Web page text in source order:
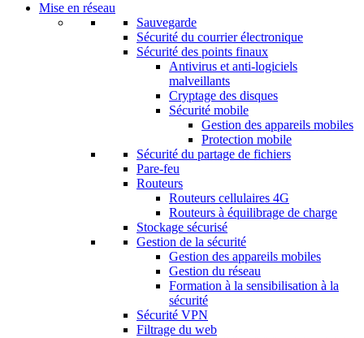
Mise en réseau
Sauvegarde
Sécurité du courrier électronique
Sécurité des points finaux
Antivirus et anti-logiciels
malveillants
Cryptage des disques
Sécurité mobile
Gestion des appareils mobiles
Protection mobile
Sécurité du partage de fichiers
Pare-feu
Routeurs
Routeurs cellulaires 4G
Routeurs à équilibrage de charge
Stockage sécurisé
Gestion de la sécurité
Gestion des appareils mobiles
Gestion du réseau
Formation à la sensibilisation à la
sécurité
Sécurité VPN
Filtrage du web